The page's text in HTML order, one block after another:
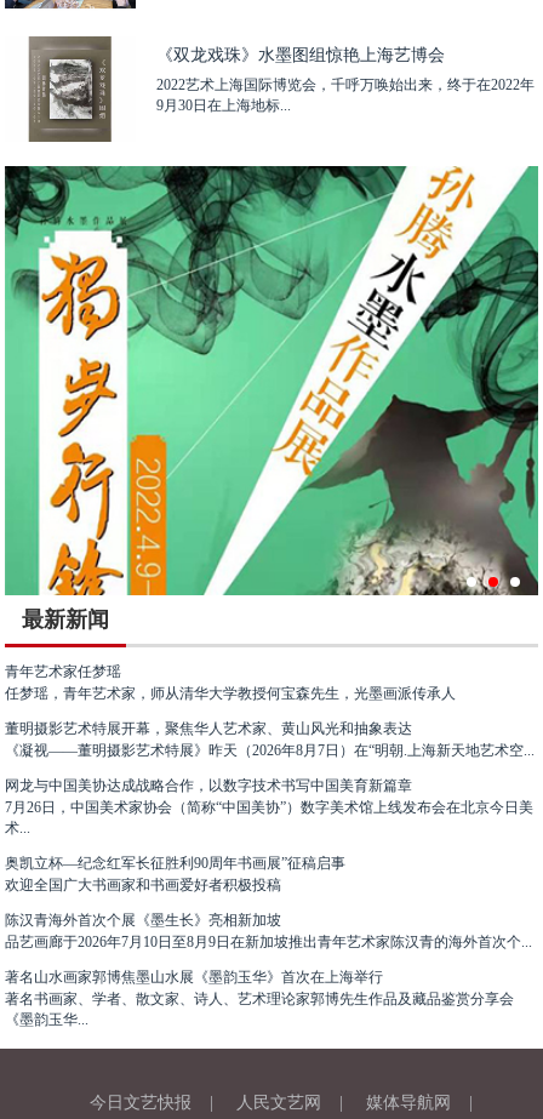
《双龙戏珠》水墨图组惊艳上海艺博会
2022艺术上海国际博览会，千呼万唤始出来，终于在2022年
9月30日在上海地标...
最新新闻
青年艺术家任梦瑶
任梦瑶，青年艺术家，师从清华大学教授何宝森先生，光墨画派传承人
董明摄影艺术特展开幕，聚焦华人艺术家、黄山风光和抽象表达
《凝视——董明摄影艺术特展》昨天（2026年8月7日）在“明朝.上海新天地艺术空...
网龙与中国美协达成战略合作，以数字技术书写中国美育新篇章
7月26日，中国美术家协会（简称“中国美协”）数字美术馆上线发布会在北京今日美
术...
奥凯立杯—纪念红军长征胜利90周年书画展”征稿启事
欢迎全国广大书画家和书画爱好者积极投稿
陈汉青海外首次个展《墨生长》亮相新加坡
品艺画廊于2026年7月10日至8月9日在新加坡推出青年艺术家陈汉青的海外首次个...
著名山水画家郭博焦墨山水展《墨韵玉华》首次在上海举行
著名书画家、学者、散文家、诗人、艺术理论家郭博先生作品及藏品鉴赏分享会
《墨韵玉华...
今日文艺快报 | 人民文艺网 | 媒体导航网 |